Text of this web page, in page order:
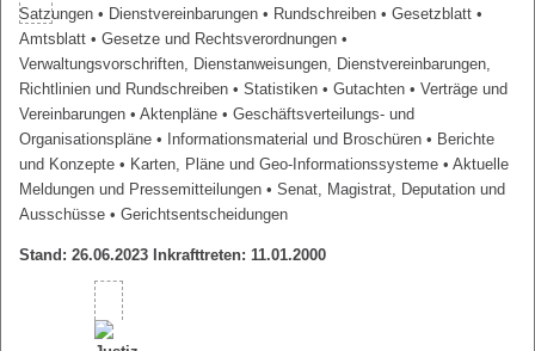
Satzungen • Dienstvereinbarungen • Rundschreiben • Gesetzblatt •
Amtsblatt • Gesetze und Rechtsverordnungen •
Verwaltungsvorschriften, Dienstanweisungen, Dienstvereinbarungen,
Richtlinien und Rundschreiben • Statistiken • Gutachten • Verträge und
Vereinbarungen • Aktenpläne • Geschäftsverteilungs- und
Organisationspläne • Informationsmaterial und Broschüren • Berichte
und Konzepte • Karten, Pläne und Geo-Informationssysteme • Aktuelle
Meldungen und Pressemitteilungen • Senat, Magistrat, Deputation und
Ausschüsse • Gerichtsentscheidungen
Stand: 26.06.2023 Inkrafttreten: 11.01.2000